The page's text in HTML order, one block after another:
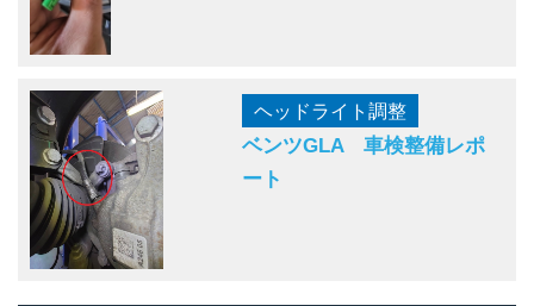
ヘッドライト調整
ベンツGLA 車検整備レポ
ート